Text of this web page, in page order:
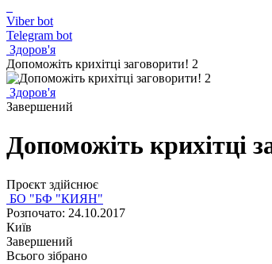
Viber bot
Telegram bot
Здоров'я
Допоможіть крихітці заговорити! 2
Здоров'я
Завершений
Допоможіть крихітці
Проєкт здійснює
БО "БФ "КИЯН"
Розпочато: 24.10.2017
Київ
Завершений
Всього зібрано